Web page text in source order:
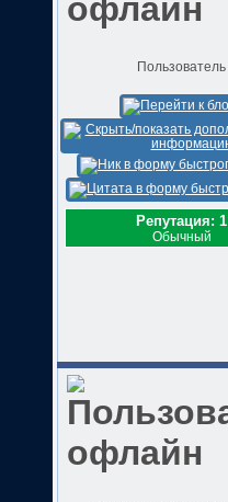
Пользователь
Репутация: 1
Обычный